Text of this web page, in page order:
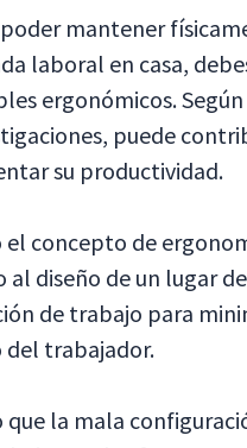
poder mantener
laboral en casa,
ergonómicos.
puede
su productividad.
el concepto de
al diseño de un lugar
de trabajo para
del trabajador.
que la mala